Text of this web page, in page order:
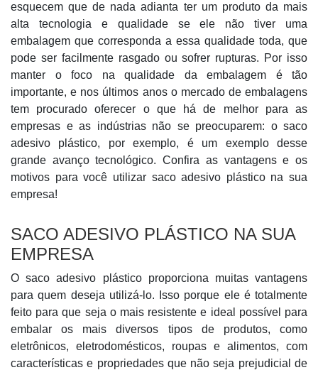
esquecem que de nada adianta ter um produto da mais
alta tecnologia e qualidade se ele não tiver uma
embalagem que corresponda a essa qualidade toda, que
pode ser facilmente rasgado ou sofrer rupturas. Por isso
manter o foco na qualidade da embalagem é tão
importante, e nos últimos anos o mercado de embalagens
tem procurado oferecer o que há de melhor para as
empresas e as indústrias não se preocuparem: o saco
adesivo plástico, por exemplo, é um exemplo desse
grande avanço tecnológico. Confira as vantagens e os
motivos para você utilizar saco adesivo plástico na sua
empresa!
SACO ADESIVO PLÁSTICO NA SUA
EMPRESA
O saco adesivo plástico proporciona muitas vantagens
para quem deseja utilizá-lo. Isso porque ele é totalmente
feito para que seja o mais resistente e ideal possível para
embalar os mais diversos tipos de produtos, como
eletrônicos, eletrodomésticos, roupas e alimentos, com
características e propriedades que não seja prejudicial de